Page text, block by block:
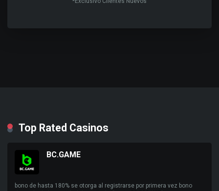
Top Rated Casinos
BC.GAME
bono de hasta 180% se otorga al registrarse por primera vez bono